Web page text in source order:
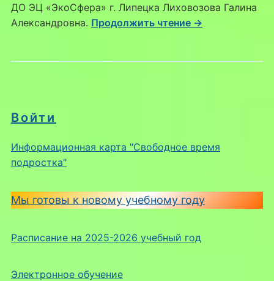
Войти
Информационная карта "Свободное время
подростка"
Мы готовы к новому учебному году
Расписание на 2025-2026 учебный год
Электронное обучение
ДО ЭЦ «ЭкоСфера» г. Липецка Лиховозова Галина
Александровна. Продолжить чтение →